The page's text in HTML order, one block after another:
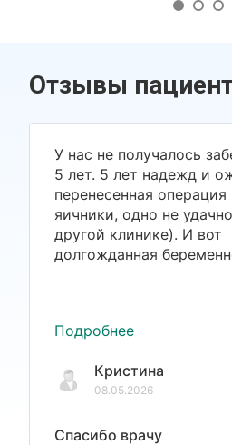
Отзывы
У нас не получалось
5 лет. 5 лет надежд и
перенесенная операция
яичники, одно не
другой клинике). И вот
долгожданная
Подробнее
Кристина
08.05.2026
Спасибо врачу